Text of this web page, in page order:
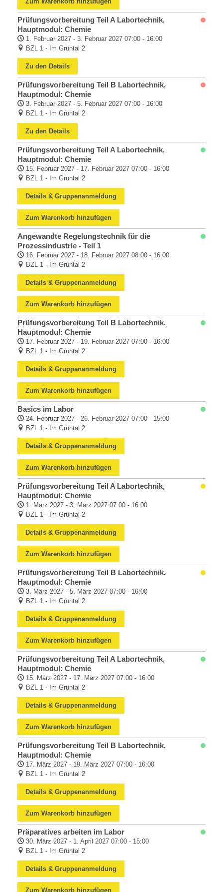
Prüfungsvorbereitung Teil A Labortechnik,
Hauptmodul: Chemie
1. Februar 2027 - 3. Februar 2027 07:00 - 16:00
BZL 1 - Im Grüntal 2
Zu den Details
Prüfungsvorbereitung Teil B Labortechnik,
Hauptmodul: Chemie
3. Februar 2027 - 5. Februar 2027 07:00 - 16:00
BZL 1 - Im Grüntal 2
Zu den Details
Prüfungsvorbereitung Teil A Labortechnik,
Hauptmodul: Chemie
15. Februar 2027 - 17. Februar 2027 07:00 - 16:00
BZL 1 - Im Grüntal 2
Details & Gruppenanmeldung
Zum Warenkorb hinzufügen
Angewandte Regelungstechnik für die
Prozessindustrie - Teil 1
16. Februar 2027 - 18. Februar 2027 08:00 - 16:00
BZL 1 - Im Grüntal 2
Details & Gruppenanmeldung
Zum Warenkorb hinzufügen
Prüfungsvorbereitung Teil B Labortechnik,
Hauptmodul: Chemie
17. Februar 2027 - 19. Februar 2027 07:00 - 16:00
BZL 1 - Im Grüntal 2
Details & Gruppenanmeldung
Zum Warenkorb hinzufügen
Basics im Labor
24. Februar 2027 - 26. Februar 2027 07:00 - 15:00
BZL 1 - Im Grüntal 2
Details & Gruppenanmeldung
Zum Warenkorb hinzufügen
Prüfungsvorbereitung Teil A Labortechnik,
Hauptmodul: Chemie
1. März 2027 - 3. März 2027 07:00 - 16:00
BZL 1 - Im Grüntal 2
Details & Gruppenanmeldung
Zum Warenkorb hinzufügen
Prüfungsvorbereitung Teil B Labortechnik,
Hauptmodul: Chemie
3. März 2027 - 5. März 2027 07:00 - 16:00
BZL 1 - Im Grüntal 2
Details & Gruppenanmeldung
Zum Warenkorb hinzufügen
Prüfungsvorbereitung Teil A Labortechnik,
Hauptmodul: Chemie
15. März 2027 - 17. März 2027 07:00 - 16:00
BZL 1 - Im Grüntal 2
Details & Gruppenanmeldung
Zum Warenkorb hinzufügen
Prüfungsvorbereitung Teil B Labortechnik,
Hauptmodul: Chemie
17. März 2027 - 19. März 2027 07:00 - 16:00
BZL 1 - Im Grüntal 2
Details & Gruppenanmeldung
Zum Warenkorb hinzufügen
Präparatives arbeiten im Labor
30. März 2027 - 1. April 2027 07:00 - 15:00
BZL 1 - Im Grüntal 2
Details & Gruppenanmeldung
Zum Warenkorb hinzufügen